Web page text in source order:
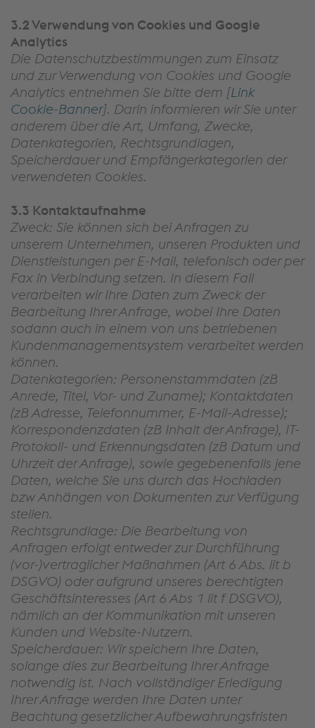
3.2 Verwendung von Cookies und Google
Analytics
Die Datenschutzbestimmungen zum Einsatz
und zur Verwendung von Cookies und Google
Analytics entnehmen Sie bitte dem [Link
Cookie-Banner]. Darin informieren wir Sie unter
anderem über die Art, Umfang, Zwecke,
Datenkategorien, Rechtsgrundlagen,
Speicherdauer und Empfängerkategorien der
verwendeten Cookies.
3.3 Kontaktaufnahme
Zweck: Sie können sich bei Anfragen zu
unserem Unternehmen, unseren Produkten und
Dienstleistungen per E-Mail, telefonisch oder per
Fax in Verbindung setzen. In diesem Fall
verarbeiten wir Ihre Daten zum Zweck der
Bearbeitung Ihrer Anfrage, wobei Ihre Daten
sodann auch in einem von uns betriebenen
Kundenmanagementsystem verarbeitet werden
können.
Datenkategorien: Personenstammdaten (zB
Anrede, Titel, Vor- und Zuname); Kontaktdaten
(zB Adresse, Telefonnummer, E-Mail-Adresse);
Korrespondenzdaten (zB Inhalt der Anfrage), IT-
Protokoll- und Erkennungsdaten (zB Datum und
Uhrzeit der Anfrage), sowie gegebenenfalls jene
Daten, welche Sie uns durch das Hochladen
bzw Anhängen von Dokumenten zur Verfügung
stellen.
Rechtsgrundlage: Die Bearbeitung von
Anfragen erfolgt entweder zur Durchführung
(vor-)vertraglicher Maßnahmen (Art 6 Abs. lit b
DSGVO) oder aufgrund unseres berechtigten
Geschäftsinteresses (Art 6 Abs 1 lit f DSGVO),
nämlich an der Kommunikation mit unseren
Kunden und Website-Nutzern.
Speicherdauer: Wir speichern Ihre Daten,
solange dies zur Bearbeitung Ihrer Anfrage
notwendig ist. Nach vollständiger Erledigung
Ihrer Anfrage werden Ihre Daten unter
Beachtung gesetzlicher Aufbewahrungsfristen